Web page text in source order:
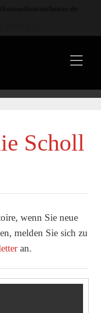
Scholl
wenn Sie neue
melden Sie sich zu
an.